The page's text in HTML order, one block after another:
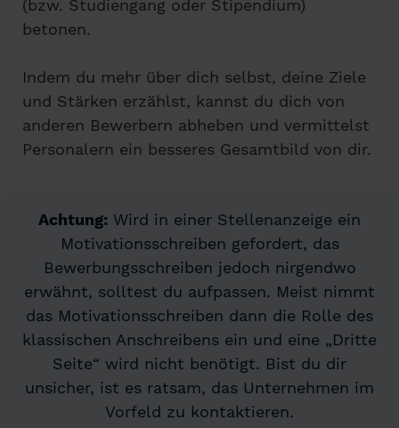
(bzw. Studiengang oder Stipendium)
betonen.
Indem du mehr über dich selbst, deine Ziele
und Stärken erzählst, kannst du dich von
anderen Bewerbern abheben und vermittelst
Personalern ein besseres Gesamtbild von dir.
Achtung: Wird in einer Stellenanzeige ein
Motivationsschreiben gefordert, das
Bewerbungsschreiben jedoch nirgendwo
erwähnt, solltest du aufpassen. Meist nimmt
das Motivationsschreiben dann die Rolle des
klassischen Anschreibens ein und eine „Dritte
Seite“ wird nicht benötigt. Bist du dir
unsicher, ist es ratsam, das Unternehmen im
Vorfeld zu kontaktieren.